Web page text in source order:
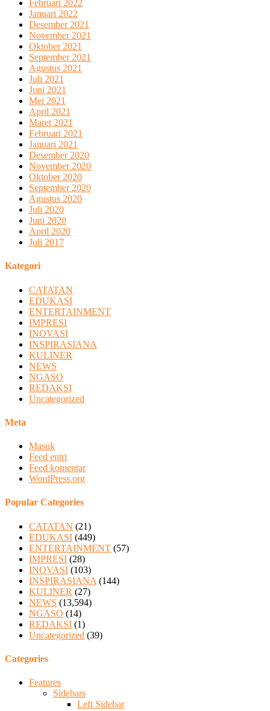
Februari 2022
Januari 2022
Desember 2021
November 2021
Oktober 2021
September 2021
Agustus 2021
Juli 2021
Juni 2021
Mei 2021
April 2021
Maret 2021
Februari 2021
Januari 2021
Desember 2020
November 2020
Oktober 2020
September 2020
Agustus 2020
Juli 2020
Juni 2020
April 2020
Juli 2017
Kategori
CATATAN
EDUKASI
ENTERTAINMENT
IMPRESI
INOVASI
INSPIRASIANA
KULINER
NEWS
NGASO
REDAKSI
Uncategorized
Meta
Masuk
Feed entri
Feed komentar
WordPress.org
Popular Categories
CATATAN (21)
EDUKASI (449)
ENTERTAINMENT (57)
IMPRESI (28)
INOVASI (103)
INSPIRASIANA (144)
KULINER (27)
NEWS (13,594)
NGASO (14)
REDAKSI (1)
Uncategorized (39)
Categories
Features
Sidebars
Left Sidebar